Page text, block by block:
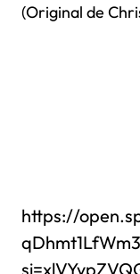
(Original de
https://